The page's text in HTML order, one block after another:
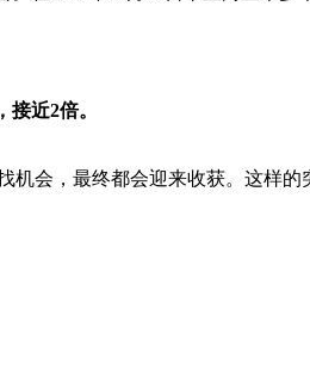
接近2倍。
机会，最终都会迎来收获。这样